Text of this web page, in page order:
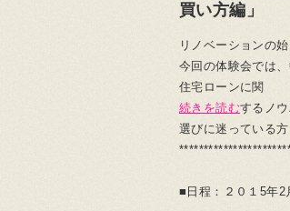
買い方編」
リノベーションの
今回の体験会では
住宅ローンに関
続きを読むするノ
選びに迷っている方
■日程：２０１5年